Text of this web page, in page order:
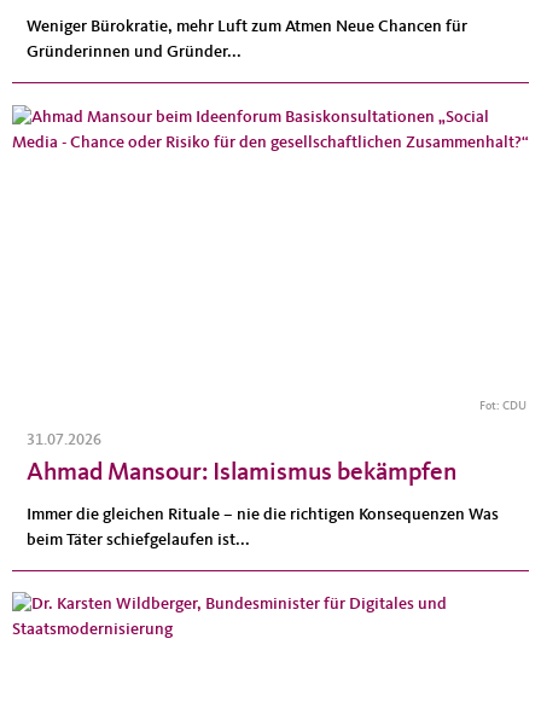
Weniger Bürokratie, mehr Luft zum Atmen Neue Chancen für
Gründerinnen und Gründer...
Fot: CDU
31.07.2026
Ahmad Mansour: Islamismus bekämpfen
Immer die gleichen Rituale – nie die richtigen Konsequenzen Was
beim Täter schiefgelaufen ist...